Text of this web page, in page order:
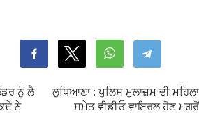
ਨੂੰ ਲੈ
ਨੇ
ਲੁਧਿਆਣਾ : ਪੁਲਿਸ ਮੁਲਾਜ਼ਮ ਦੀ ਮਹਿਲਾ
ਸਮੇਤ ਵੀਡੀਓ ਵਾਇਰਲ ਹੋਣ ਮਗਰੋਂ